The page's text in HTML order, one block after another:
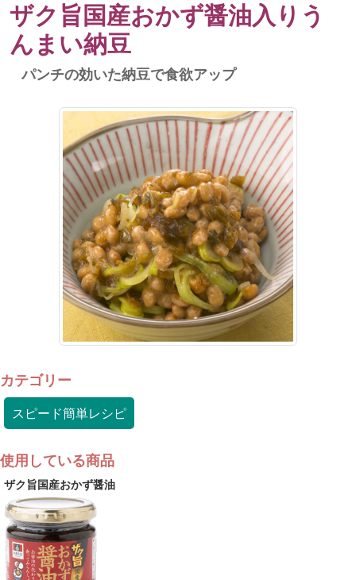
ザク旨国産おかず醤油入りう
んまい納豆
パンチの効いた納豆で食欲アップ
カテゴリー
スピード簡単レシピ
使用している商品
ザク旨国産おかず醤油